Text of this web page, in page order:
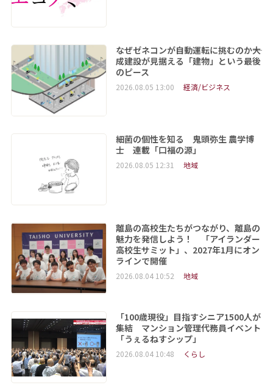
なぜゼネコンが自動運転に挑むのか――大
成建設が見据える「建物」という最後
のピース
2026.08.05 13:00 経済/ビジネス
細菌の個性を知る 鬼頭弥生 農学博
士 連載「口福の源」
2026.08.05 12:31 地域
離島の高校生たちがつながり、離島の
魅力を発信しよう！ 「アイランダー
高校生サミット」、2027年1月にオン
ラインで開催
2026.08.04 10:52 地域
「100歳現役」目指すシニア1500人が
集結 マンション管理代務員イベント
「うぇるねすシップ」
2026.08.04 10:48 くらし